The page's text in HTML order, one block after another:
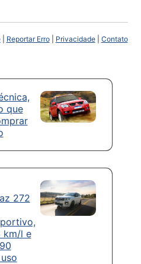
| Reportar Erro| Privacidade| Contato
que
272
km/l e